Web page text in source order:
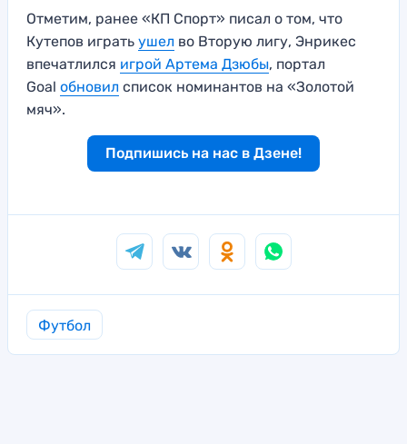
Отметим, ранее «КП Спорт» писал о том, что
Кутепов играть ушел во Вторую лигу, Энрикес
впечатлился игрой Артема Дзюбы, портал
Goal обновил список номинантов на «Золотой
мяч».
Подпишись на нас в Дзене!
Футбол